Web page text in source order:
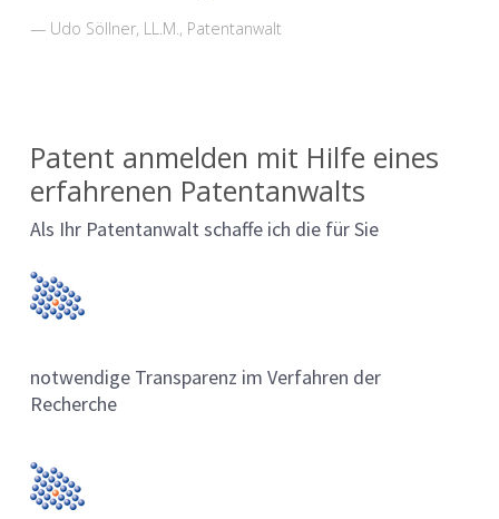
Udo Söllner, LL.M., Patentanwalt
Patent anmelden mit Hilfe eines
erfahrenen Patentanwalts
Als Ihr Patentanwalt schaffe ich die für Sie
notwendige Transparenz im Verfahren der
Recherche